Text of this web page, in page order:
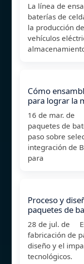
La línea de
baterías de
la producción
vehículos
Cómo
para lograr la
16 de mar. de
paquetes de
paso sobre
integración de
para
Proceso y
paquetes de
28 de jul. de
fabricación de
diseño y el
tecnológicos.